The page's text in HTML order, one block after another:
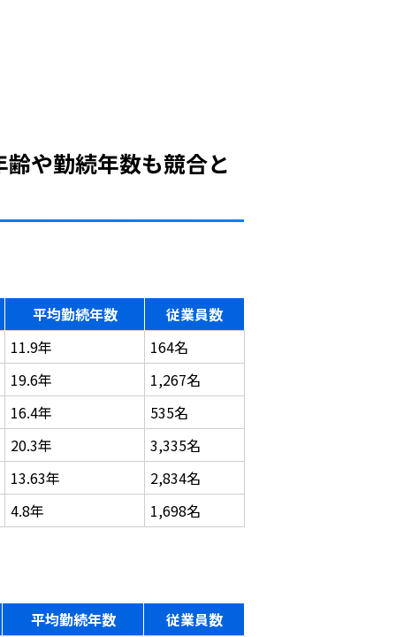
や勤続年数も競合と
平均勤続年数
従業員数
11.9年
164名
19.6年
1,267名
16.4年
535名
20.3年
3,335名
13.63年
2,834名
4.8年
1,698名
平均勤続年数
従業員数